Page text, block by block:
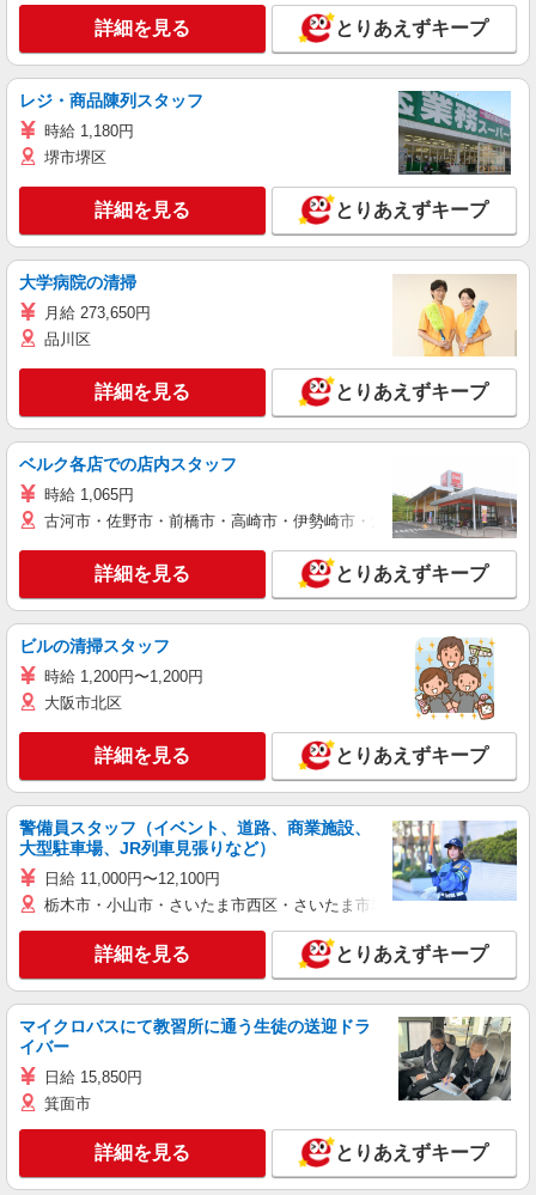
詳細を見る とりあえずキープ
レジ・商品陳列スタッフ
時給 1,180円
堺市堺区
詳細を見る とりあえずキープ
大学病院の清掃
月給 273,650円
品川区
詳細を見る とりあえずキープ
ベルク各店での店内スタッフ
時給 1,065円
古河市・佐野市・前橋市・高崎市・伊勢崎市・太田市・館林市・藤
詳細を見る とりあえずキープ
ビルの清掃スタッフ
時給 1,200円〜1,200円
大阪市北区
詳細を見る とりあえずキープ
警備員スタッフ（イベント、道路、商業施設、
大型駐車場、JR列車見張りなど）
日給 11,000円〜12,100円
栃木市・小山市・さいたま市西区・さいたま市岩槻区・久喜市・蓮田
詳細を見る とりあえずキープ
マイクロバスにて教習所に通う生徒の送迎ドラ
イバー
日給 15,850円
箕面市
詳細を見る とりあえずキープ